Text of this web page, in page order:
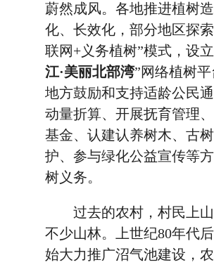
蔚然成风。各地推进植树
化、长效化，部分地区探
联网+义务植树”模式，设
江·美丽北部湾”网络植树
地方鼓励和支持适龄公民
动量折算、开展抚育管理
基金、认建认养树木、古
护、参与绿化公益宣传等
树义务。
过去的农村，村民上山
不少山林。上世纪80年代
始大力推广沼气池建设，